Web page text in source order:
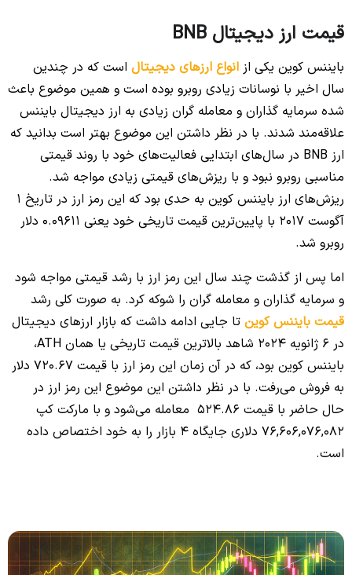
قیمت ارز دیجیتال BNB
بایننس کوین یکی از انواع ارزهای دیجیتال است که در چندین
سال اخیر با نوسانات زیادی روبرو بوده است و همین موضوع باعث
شده سرمایه گذاران و معامله گران زیادی به ارز دیجیتال بایننس
علاقه‌مند شدند. با در نظر داشتن این موضوع بهتر است بدانید که
ارز BNB در سال‌های ابتدایی فعالیت‌های خود با روند قیمتی
مناسبی روبرو نبود و با ریزش‌های قیمتی زیادی مواجه شد.
ریزش‌های ارز بایننس کوین به حدی بود که این رمز ارز در تاریخ 1
آگوست 2017 با پایین‌ترین قیمت تاریخی خود یعنی 0.09611 دلار
روبرو شد.
اما پس از گذشت چند سال این رمز ارز با رشد قیمتی مواجه شود
و سرمایه گذاران و معامله گران را شوکه کرد. به صورت کلی رشد
قیمت بایننس کوین تا جایی ادامه داشت که بازار ارزهای دیجیتال
در 6 ژانویه 2024 شاهد بالاترین قیمت تاریخی یا همان ATH،
بایننس کوین بود، که در آن زمان این رمز ارز با قیمت 720.67 دلار
به فروش می‌رفت. با در نظر داشتن این موضوع این رمز ارز در
حال حاضر با قیمت 524.86 معامله می‌شود و با مارکت کپ
76,606,076,082 دلاری جایگاه 4 بازار را به خود اختصاص داده
است.